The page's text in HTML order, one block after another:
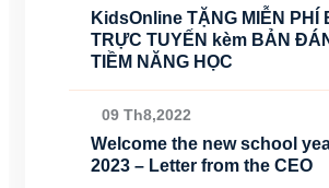
KidsOnline TẶNG MIỄN PHÍ
TRỰC TUYẾN kèm BẢN
TIỀM NĂNG HỌC
09 Th8,2022
Welcome the new school
2023 – Letter from the CEO